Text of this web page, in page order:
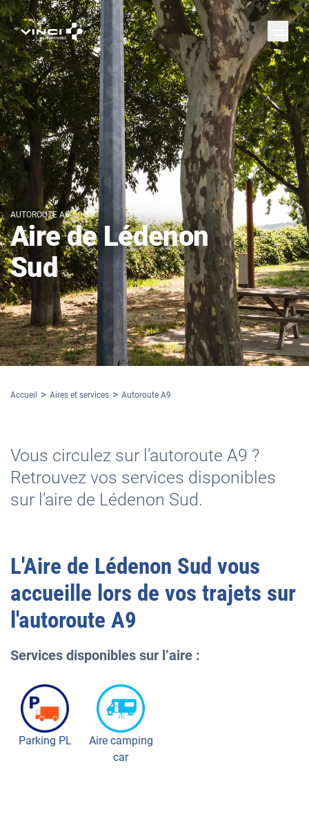
AUTOROUTE A9
Aire de Lédenon
Sud
Accueil Aires et services Autoroute A9
Vous circulez sur l’autoroute A9 ?
Retrouvez vos services disponibles
sur l’aire de Lédenon Sud.
L'Aire de Lédenon Sud vous
accueille lors de vos trajets sur
l'autoroute A9
Services disponibles sur l’aire :
Parking PL
Aire camping
car